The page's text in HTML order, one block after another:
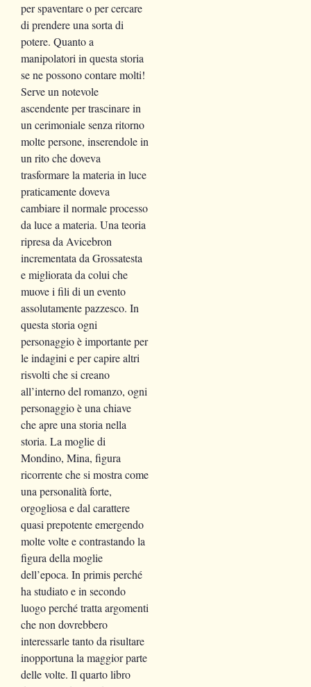
per spaventare o per cercare
di prendere una sorta di
potere. Quanto a
manipolatori in questa storia
se ne possono contare molti!
Serve un notevole
ascendente per trascinare in
un cerimoniale senza ritorno
molte persone, inserendole in
un rito che doveva
trasformare la materia in luce
praticamente doveva
cambiare il normale processo
da luce a materia. Una teoria
ripresa da Avicebron
incrementata da Grossatesta
e migliorata da colui che
muove i fili di un evento
assolutamente pazzesco. In
questa storia ogni
personaggio è importante per
le indagini e per capire altri
risvolti che si creano
all’interno del romanzo, ogni
personaggio è una chiave
che apre una storia nella
storia. La moglie di
Mondino, Mina, figura
ricorrente che si mostra come
una personalità forte,
orgogliosa e dal carattere
quasi prepotente emergendo
molte volte e contrastando la
figura della moglie
dell’epoca. In primis perché
ha studiato e in secondo
luogo perché tratta argomenti
che non dovrebbero
interessarle tanto da risultare
inopportuna la maggior parte
delle volte. Il quarto libro